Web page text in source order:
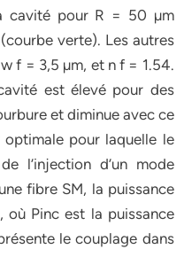
cavité pour R = 50 µm
verte). Les autres
f = 3,5 µm, et n f = 1.54.
est élevé pour des
et diminue avec ce
pour laquelle le
l’injection d’un mode
fibre SM, la puissance
où Pinc est la puissance
le couplage dans